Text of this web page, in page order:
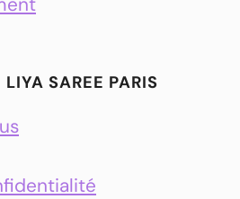
SAREE PARIS